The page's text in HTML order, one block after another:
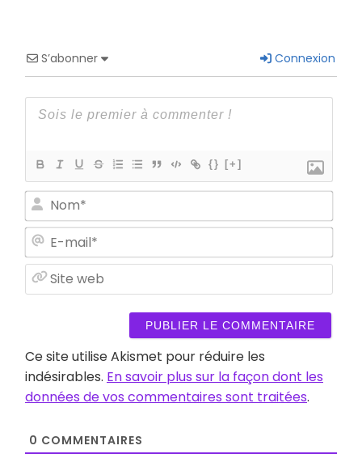
S’abonner Connexion
{} [+]
web
Ce site utilise Akismet pour réduire les
indésirables. En savoir plus sur la façon dont les
données de vos commentaires sont traitées.
0 COMMENTAIRES